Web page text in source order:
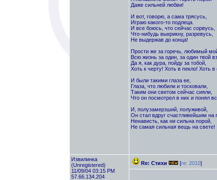
Даже сильней любви!
И вот, говорю, а сама трясусь,
Играю какого-то подлеца.
И все боюсь, что сейчас сорвусь,
Что-нибудь выкрикну, разревусь,
Не выдержав до конца!
Прости же за горечь, любимый
Всю жизнь за один, за один твой
Да я, как дура, пойду за тобой,
Хоть к черту! Хоть в пекло! Хоть
И были такими глаза ее,
Глаза, что любили и тосковали,
Таким они светом сейчас сияли,
Что он посмотрел в них и понял
И, полузамерзший, полуживой,
Он стал вдруг счастливейшим на
Ненависть, как ни сильна порой,
Не самая сильная вещь на свете!
Извилинка
(Unregistered)
11/09/04 03:15 PM
57.66.134.204
Re: Стихи [re: 2010]